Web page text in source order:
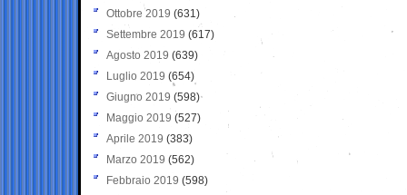
Ottobre 2019 (631)
Settembre 2019 (617)
Agosto 2019 (639)
Luglio 2019 (654)
Giugno 2019 (598)
Maggio 2019 (527)
Aprile 2019 (383)
Marzo 2019 (562)
Febbraio 2019 (598)